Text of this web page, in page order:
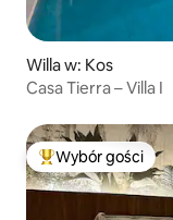
Willa w: Kos
Casa Tierra – Villa I
Wybór gości